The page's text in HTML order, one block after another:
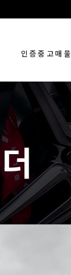
인증중고매물